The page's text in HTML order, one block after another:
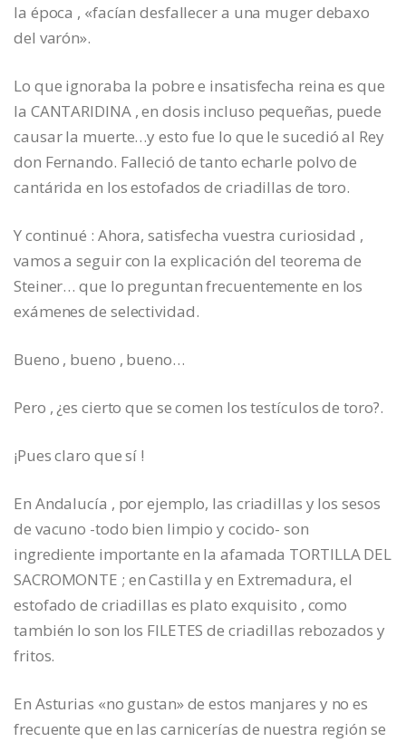
la época , «facían desfallecer a una muger debaxo
del varón».
Lo que ignoraba la pobre e insatisfecha reina es que
la CANTARIDINA , en dosis incluso pequeñas, puede
causar la muerte…y esto fue lo que le sucedió al Rey
don Fernando. Falleció de tanto echarle polvo de
cantárida en los estofados de criadillas de toro.
Y continué : Ahora, satisfecha vuestra curiosidad ,
vamos a seguir con la explicación del teorema de
Steiner… que lo preguntan frecuentemente en los
exámenes de selectividad.
Bueno , bueno , bueno…
Pero , ¿es cierto que se comen los testículos de toro?.
¡Pues claro que sí !
En Andalucía , por ejemplo, las criadillas y los sesos
de vacuno -todo bien limpio y cocido- son
ingrediente importante en la afamada TORTILLA DEL
SACROMONTE ; en Castilla y en Extremadura, el
estofado de criadillas es plato exquisito , como
también lo son los FILETES de criadillas rebozados y
fritos.
En Asturias «no gustan» de estos manjares y no es
frecuente que en las carnicerías de nuestra región se